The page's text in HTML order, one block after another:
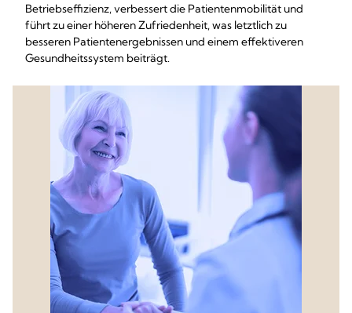
Betriebseffizienz, verbessert die Patientenmobilität und
führt zu einer höheren Zufriedenheit, was letztlich zu
besseren Patientenergebnissen und einem effektiveren
Gesundheitssystem beiträgt.